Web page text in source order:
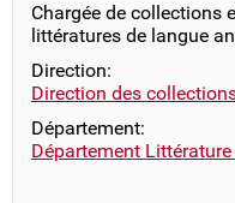
Chargée de collections
littératures de langue
Direction:
Direction des
Département:
Département